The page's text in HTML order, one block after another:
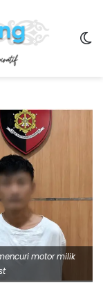
motor milik